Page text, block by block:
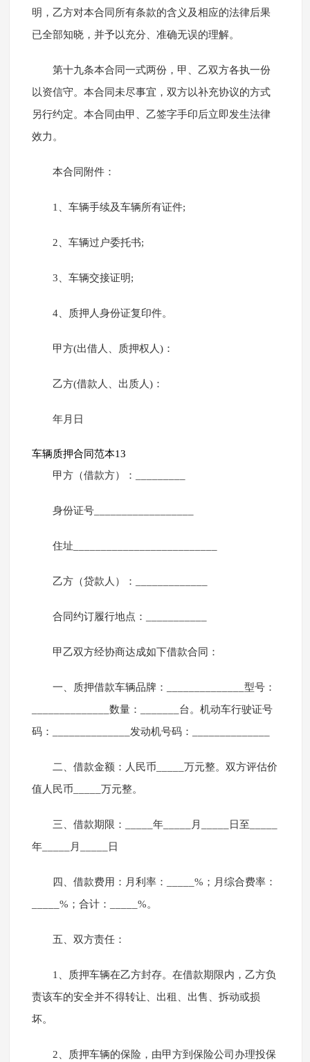
明，乙方对本合同所有条款的含义及相应的法律后果
已全部知晓，并予以充分、准确无误的理解。
第十九条本合同一式两份，甲、乙双方各执一份
以资信守。本合同未尽事宜，双方以补充协议的方式
另行约定。本合同由甲、乙签字手印后立即发生法律
效力。
本合同附件：
1、车辆手续及车辆所有证件;
2、车辆过户委托书;
3、车辆交接证明;
4、质押人身份证复印件。
甲方(出借人、质押权人)：
乙方(借款人、出质人)：
年月日
车辆质押合同范本13
甲方（借款方）：_________
身份证号__________________
住址__________________________
乙方（贷款人）：_____________
合同约订履行地点：___________
甲乙双方经协商达成如下借款合同：
一、质押借款车辆品牌：______________型号：
______________数量：_______台。机动车行驶证号
码：______________发动机号码：______________
二、借款金额：人民币_____万元整。双方评估价
值人民币_____万元整。
三、借款期限：_____年_____月_____日至_____
年_____月_____日
四、借款费用：月利率：_____%；月综合费率：
_____%；合计：_____%。
五、双方责任：
1、质押车辆在乙方封存。在借款期限内，乙方负
责该车的安全并不得转让、出租、出售、拆动或损
坏。
2、质押车辆的保险，由甲方到保险公司办理投保